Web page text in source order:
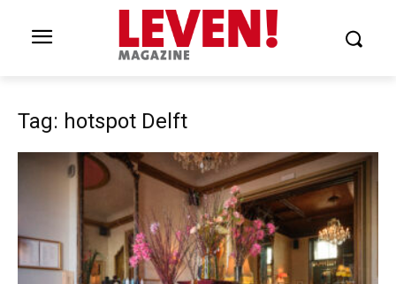
Tag: hotspot Delft